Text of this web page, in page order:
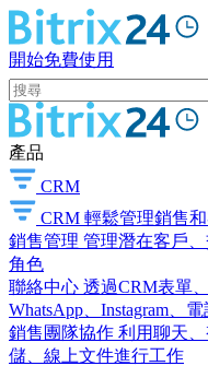
開始免費使用
產品
CRM
CRM 輕鬆管理銷售
銷售管理 管理潛在客戶
角色
聯絡中心 透過CRM表單
WhatsApp、Instagram、
銷售團隊協作 利用聊天
儲、線上文件進行工作